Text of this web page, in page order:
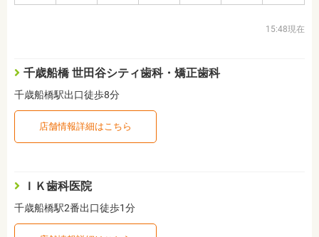
15:48現在
千歳船橋 世田谷シティ歯科・矯正歯科
千歳船橋駅出口徒歩8分
店舗情報詳細はこちら
ＩＫ歯科医院
千歳船橋駅2番出口徒歩1分